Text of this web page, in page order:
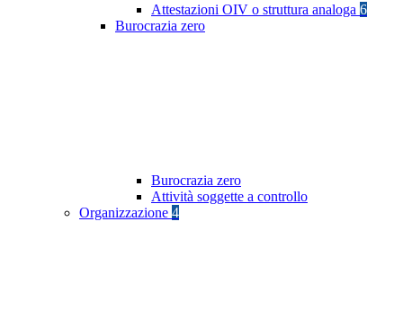
Attestazioni OIV o struttura analoga 6
Burocrazia zero
Burocrazia zero
Attività soggette a controllo
Organizzazione 4